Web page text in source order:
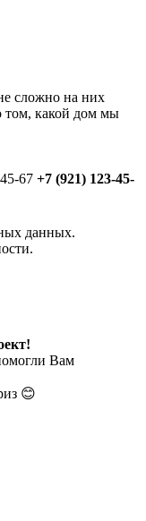
сложно на них
том, какой дом мы
67 +7 (921) 123-45-
данных.
Вам
😊